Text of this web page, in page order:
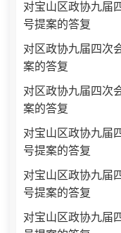
对宝山区政协九届
号提案的答复
对区政协九届四次
案的答复
对区政协九届四次
案的答复
对宝山区政协九届
号提案的答复
对宝山区政协九届
号提案的答复
对宝山区政协九届